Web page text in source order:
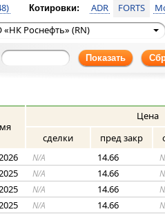
Котировки: ADR FORTS
Роснефть» (RN)
Показать
Цена
сделки
пред закр
N/A 14.66
N/A 14.66
N/A 14.66
N/A 14.66